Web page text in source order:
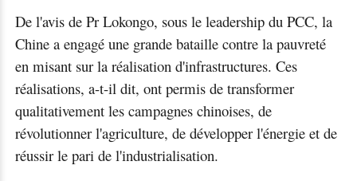
De l'avis de Pr Lokongo, sous le leadership du PCC, la
Chine a engagé une grande bataille contre la pauvreté
en misant sur la réalisation d'infrastructures. Ces
réalisations, a-t-il dit, ont permis de transformer
qualitativement les campagnes chinoises, de
révolutionner l'agriculture, de développer l'énergie et de
réussir le pari de l'industrialisation.